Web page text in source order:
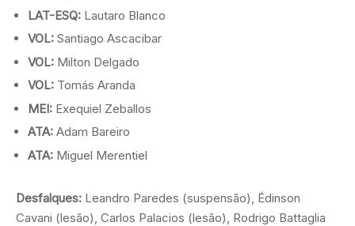
LAT-ESQ: Lautaro Blanco
VOL: Santiago Ascacibar
VOL: Milton Delgado
VOL: Tomás Aranda
MEI: Exequiel Zeballos
ATA: Adam Bareiro
ATA: Miguel Merentiel
Desfalques: Leandro Paredes (suspensão), Édinson
Cavani (lesão), Carlos Palacios (lesão), Rodrigo Battaglia